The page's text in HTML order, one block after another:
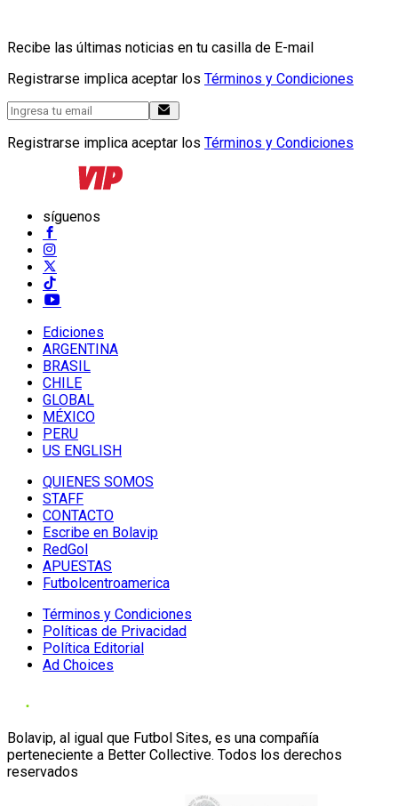
Recibe las últimas noticias en tu casilla de E-mail
Registrarse implica aceptar los Términos y Condiciones
Registrarse implica aceptar los Términos y Condiciones
síguenos
Ediciones
ARGENTINA
BRASIL
CHILE
GLOBAL
MÉXICO
PERU
US ENGLISH
QUIENES SOMOS
STAFF
CONTACTO
Escribe en Bolavip
RedGol
APUESTAS
Futbolcentroamerica
Términos y Condiciones
Políticas de Privacidad
Política Editorial
Ad Choices
Bolavip, al igual que Futbol Sites, es una compañía
perteneciente a Better Collective. Todos los derechos
reservados